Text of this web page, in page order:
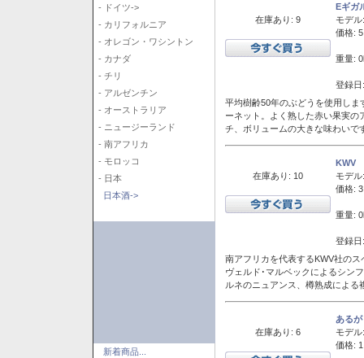
- ドイツ->
- カリフォルニア
- オレゴン・ワシントン
- カナダ
- チリ
- アルゼンチン
- オーストラリア
- ニュージーランド
- 南アフリカ
- モロッコ
- 日本
日本酒->
新着商品...
在庫あり: 9
Eギガ
モデル:
価格:
重量:
登録
平均樹齢50年のぶどうを使用し
ーネット。よく熟した赤い果実
チ、ボリュームの大きな味わいで
在庫あり: 10
KWV
モデル:
価格:
重量:
登録
南アフリカを代表するKWV社の
ヴェルド･マルベックによるシン
ルネのニュアンス、樽熟成によ
在庫あり: 6
ある
モデル:
価格: